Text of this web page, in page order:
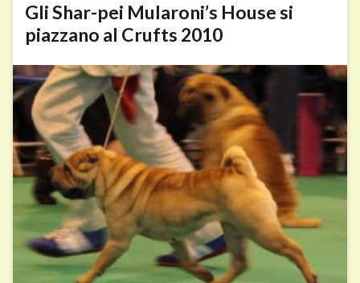
Gli Shar-pei Mularoni’s House si
piazzano al Crufts 2010